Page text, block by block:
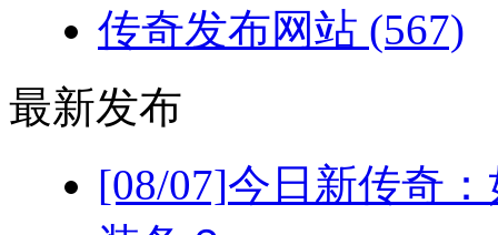
传奇发布网站 (567)
最新发布
[08/07]今日新传奇